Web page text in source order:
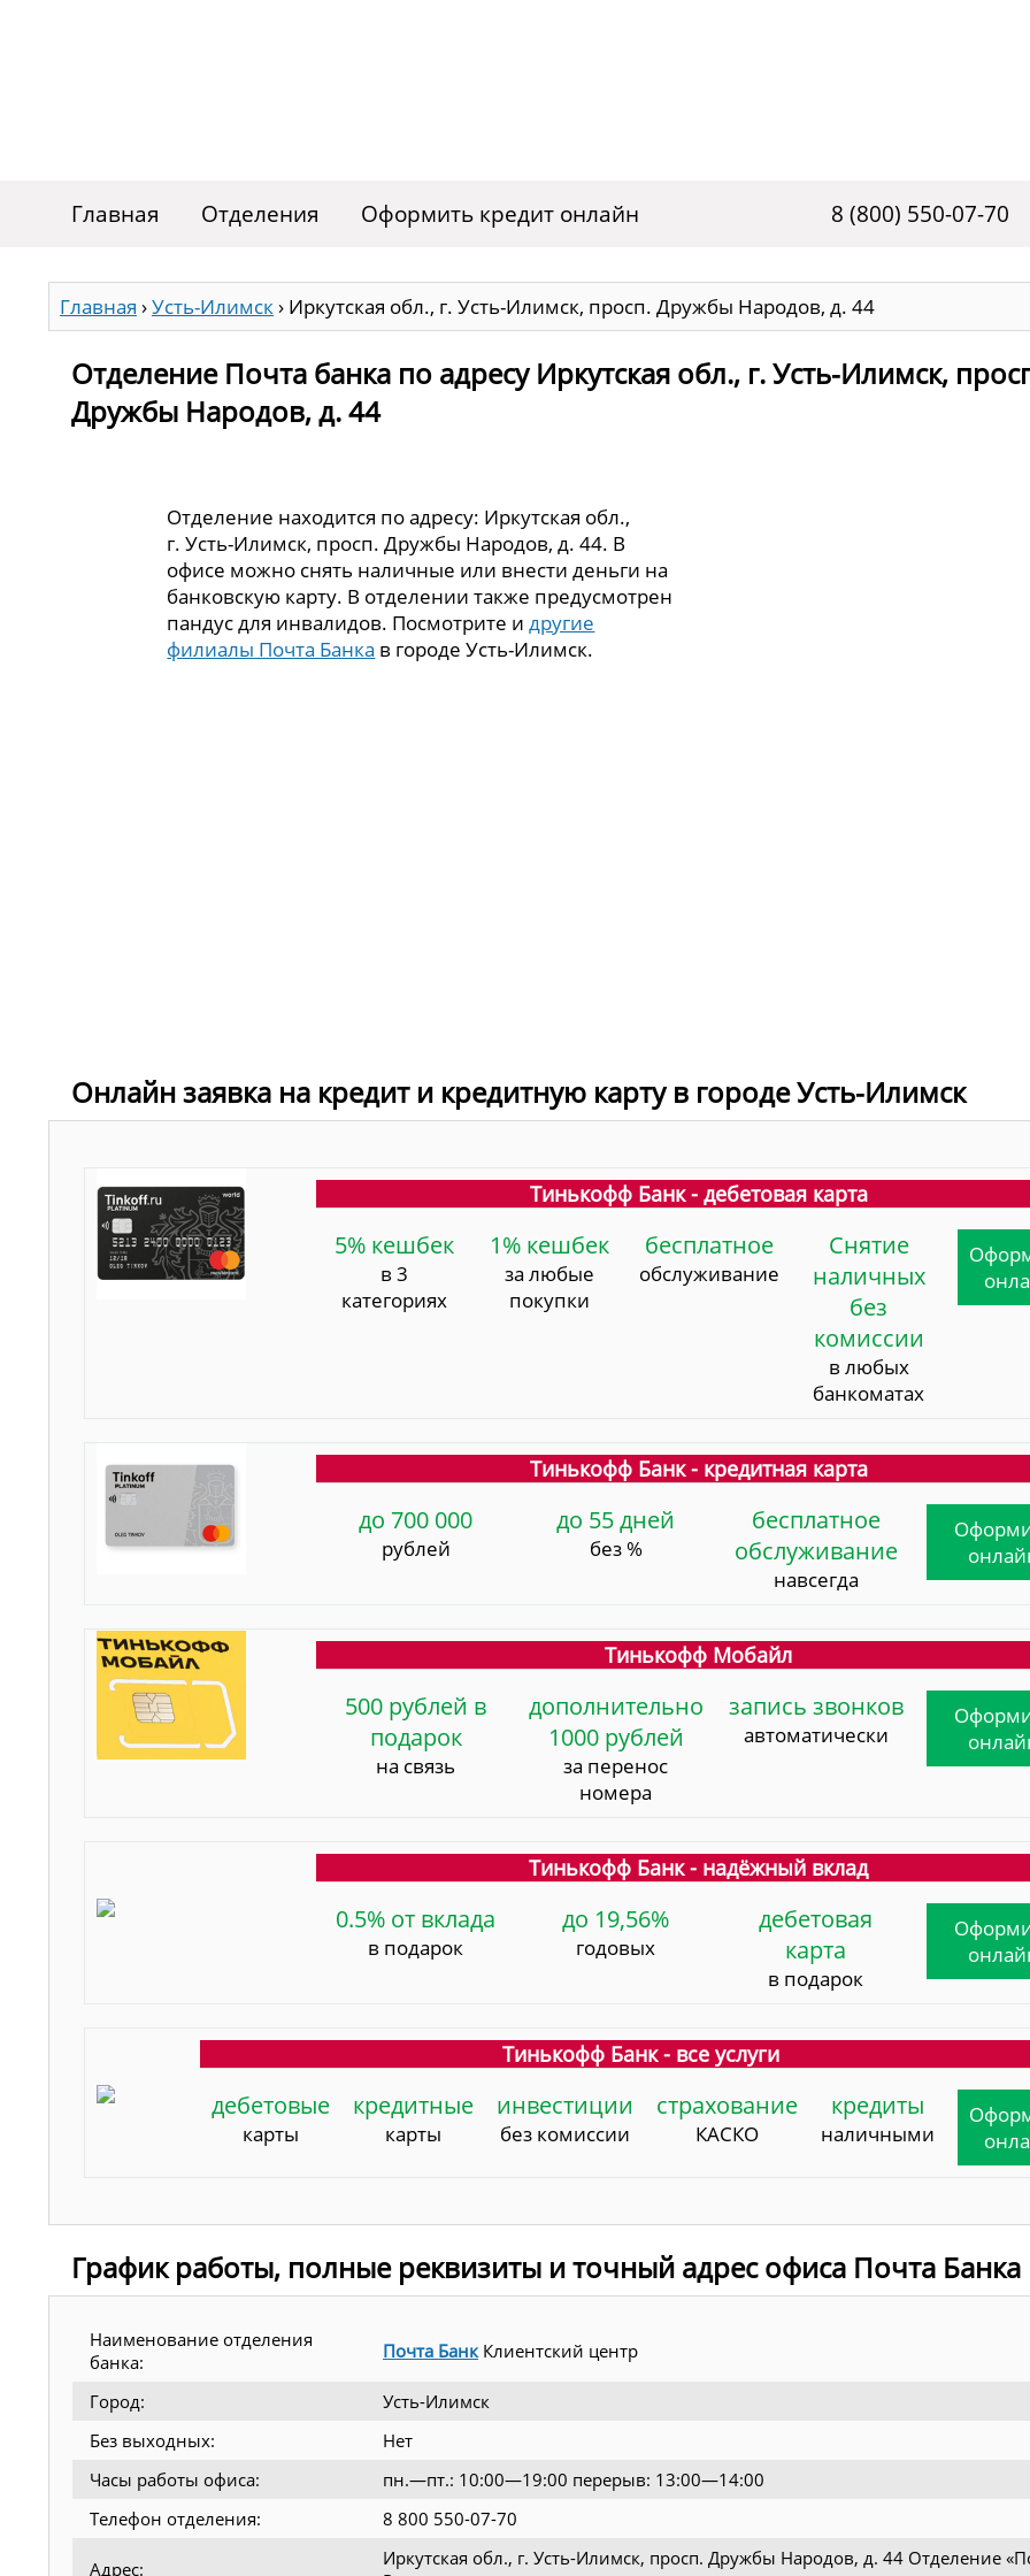
Главная Отделения Оформить кредит онлайн 8 (800) 550-07-70
Главная ›Усть-Илимск› Иркутская обл., г. Усть-Илимск, просп. Дружбы Народов, д. 44
Отделение Почта банка по адресу Иркутская обл., г. Усть-Илимск,
Дружбы Народов, д. 44
Отделение находится по адресу: Иркутская обл.,
г. Усть-Илимск, просп. Дружбы Народов, д. 44. В
офисе можно снять наличные или внести деньги на
банковскую карту. В отделении также предусмотрен
пандус для инвалидов. Посмотрите идругие
филиалы Почта Банка в городе Усть-Илимск.
Онлайн заявка на кредит и кредитную карту в городе Усть-Илимск
Тинькофф Банк - дебетовая карта
5% кешбек
в 3
категориях
1% кешбек
за любые
покупки
бесплатное
обслуживание
Снятие
наличных
без
комиссии
в любых
банкоматах
Тинькофф Банк - кредитная карта
до 700 000
рублей
до 55 дней
без %
бесплатное
обслуживание
навсегда
Тинькофф Мобайл
500 рублей в
подарок
на связь
дополнительно
1000 рублей
за перенос
номера
запись звонков
автоматически
Тинькофф Банк - надёжный вклад
0.5% от вклада
в подарок
до 19,56%
годовых
дебетовая
карта
в подарок
Тинькофф Банк - все услуги
дебетовые
карты
кредитные
карты
инвестиции
без комиссии
страхование
КАСКО
кредиты
наличными
График работы, полные реквизиты и точный адрес офиса Почта Банка
Наименование отделения
банка:
Почта Банк Клиентский центр
Город:
Усть-Илимск
Без выходных:
Нет
Часы работы офиса:
пн.—пт.: 10:00—19:00 перерыв: 13:00—14:00
Телефон отделения:
8 800 550-07-70
Адрес:
Иркутская обл., г. Усть-Илимск, просп. Дружбы Народов, д. 44 Отделение